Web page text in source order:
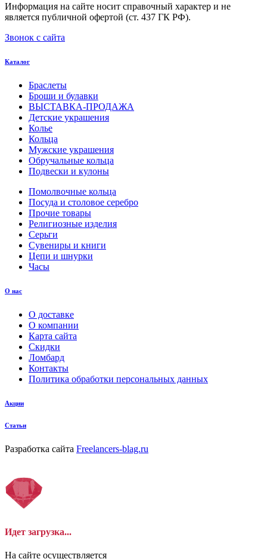
Информация на сайте носит справочный характер и не
является публичной офертой (ст. 437 ГК РФ).
Звонок с сайта
Каталог
Браслеты
Броши и булавки
ВЫСТАВКА-ПРОДАЖА
Детские украшения
Колье
Кольца
Мужские украшения
Обручальные кольца
Подвески и кулоны
Помолвочные кольца
Посуда и столовое серебро
Прочие товары
Религиозные изделия
Серьги
Сувениры и книги
Цепи и шнурки
Часы
О нас
О доставке
О компании
Карта сайта
Скидки
Ломбард
Контакты
Политика обработки персональных данных
Акции
Статьи
Разработка сайта Freelancers-blag.ru
Идет загрузка...
На сайте осуществляется